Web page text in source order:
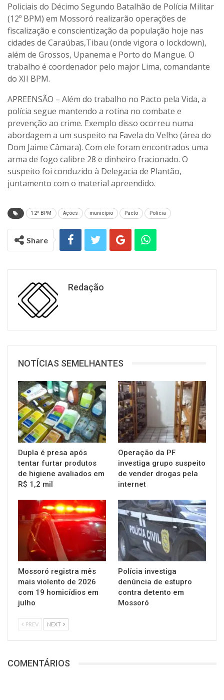
Policiais do Décimo Segundo Batalhão de Polícia Militar
(12º BPM) em Mossoró realizarão operações de
fiscalização e conscientização da população hoje nas
cidades de Caraúbas,Tibau (onde vigora o lockdown),
além de Grossos, Upanema e Porto do Mangue. O
trabalho é coordenador pelo major Lima, comandante
do XII BPM.
APREENSÃO – Além do trabalho no Pacto pela Vida, a
polícia segue mantendo a rotina no combate e
prevenção ao crime. Exemplo disso ocorreu numa
abordagem a um suspeito na Favela do Velho (área do
Dom Jaime Câmara). Com ele foram encontrados uma
arma de fogo calibre 28 e dinheiro fracionado. O
suspeito foi conduzido à Delegacia de Plantão,
juntamento com o material apreendido.
12º BPM Ações município Pacto Polícia
Share
Redação
NOTÍCIAS SEMELHANTES
Dupla é presa após
tentar furtar produtos
de higiene avaliados em
R$ 1,2 mil
Operação da PF
investiga grupo suspeito
de vender drogas pela
internet
Mossoró registra mês
mais violento de 2026
com 19 homicídios em
julho
Polícia investiga
denúncia de estupro
contra detento em
Mossoró
PREV NEXT
COMENTÁRIOS